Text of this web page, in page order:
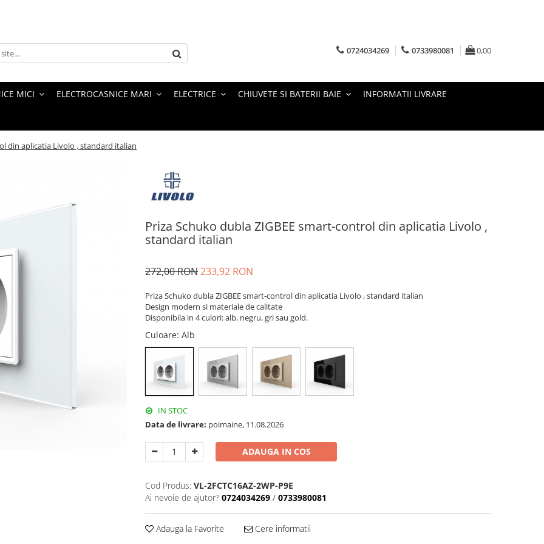
0724034269 0733980081 0,00
MICI ELECTROCASNICE MARI ELECTRICE CHIUVETE SI BATERII BAIE INFORMATII LIVRARE
din aplicatia Livolo , standard italian
Priza Schuko dubla ZIGBEE smart-control din aplicatia Livolo ,
standard italian
272,00 RON233,92 RON
Priza Schuko dubla ZIGBEE smart-control din aplicatia Livolo , standard italian
Design modern si materiale de calitate
Disponibila in 4 culori: alb, negru, gri sau gold.
Culoare: Alb
IN STOC
Data de livrare: poimaine, 11.08.2026
ADAUGA IN COS
Cod Produs: VL-2FCTC16AZ-2WP-P9E
Ai nevoie de ajutor? 0724034269 / 0733980081
Adauga la Favorite Cere informatii